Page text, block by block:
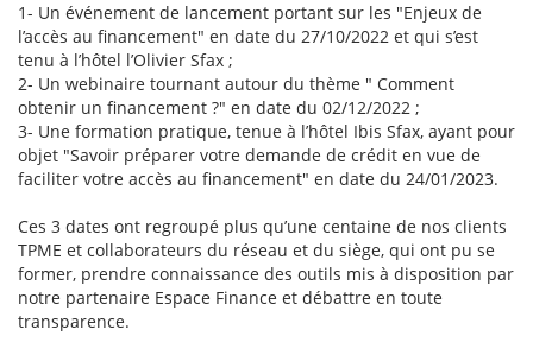
1- Un événement de lancement portant sur les "Enjeux de
l’accès au financement" en date du 27/10/2022 et qui s’est
tenu à l’hôtel l’Olivier Sfax ;
2- Un webinaire tournant autour du thème " Comment
obtenir un financement ?" en date du 02/12/2022 ;
3- Une formation pratique, tenue à l’hôtel Ibis Sfax, ayant pour
objet "Savoir préparer votre demande de crédit en vue de
faciliter votre accès au financement" en date du 24/01/2023.
Ces 3 dates ont regroupé plus qu’une centaine de nos clients
TPME et collaborateurs du réseau et du siège, qui ont pu se
former, prendre connaissance des outils mis à disposition par
notre partenaire Espace Finance et débattre en toute
transparence.